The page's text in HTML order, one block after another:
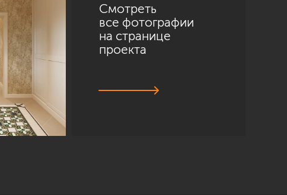
Смотреть
все фотографии
на странице
проекта